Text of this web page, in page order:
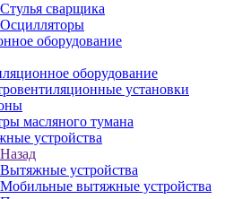
Стулья сварщика
Осцилляторы
оборудование
оборудование
установки
масляного тумана
устройства
Назад
Вытяжные устройства
Мобильные вытяжные устройства